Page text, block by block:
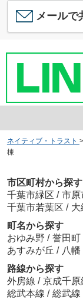
メールで
ネイティブ・トラスト >
棟
市区町村から探す
千葉市緑区 / 市原
千葉市若葉区 / 大
町名から探す
おゆみ野 / 誉田町
あすみが丘 / 八幡
路線から探す
外房線 / 京成千原
総武本線 / 総武線